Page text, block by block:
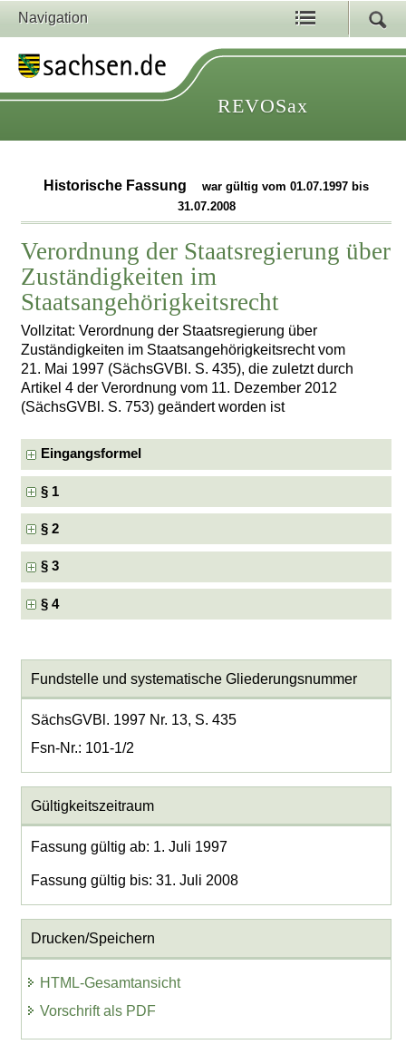
Navigation
REVOSax
Historische Fassung
war gültig vom 01.07.1997 bis
31.07.2008
Verordnung der Staatsregierung über
Zuständigkeiten im
Staatsangehörigkeitsrecht
Vollzitat: Verordnung der Staatsregierung über
Zuständigkeiten im Staatsangehörigkeitsrecht vom
21. Mai 1997 (SächsGVBl. S. 435), die zuletzt durch
Artikel 4 der Verordnung vom 11. Dezember 2012
(SächsGVBl. S. 753) geändert worden ist
Eingangsformel
§ 1
§ 2
§ 3
§ 4
Fundstelle und systematische Gliederungsnummer
SächsGVBl. 1997 Nr. 13, S. 435
Fsn-Nr.: 101-1/2
Gültigkeitszeitraum
Fassung gültig ab: 1. Juli 1997
Fassung gültig bis: 31. Juli 2008
Drucken/Speichern
HTML-Gesamtansicht
Vorschrift als PDF